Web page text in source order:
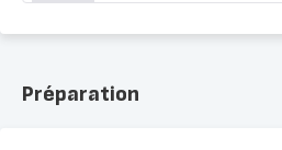
Préparation